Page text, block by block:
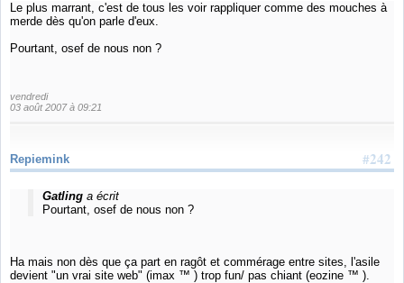
Le plus marrant, c'est de tous les voir rappliquer comme des mouches à
merde dès qu'on parle d'eux.
Pourtant, osef de nous non ?
vendredi
03 août 2007 à 09:21
#242
Repiemink
Gatlinga écrit
Pourtant, osef de nous non ?
Ha mais non dès que ça part en ragôt et commérage entre sites, l'asile
devient "un vrai site web" (imax ™ ) trop fun/ pas chiant (eozine ™ ).